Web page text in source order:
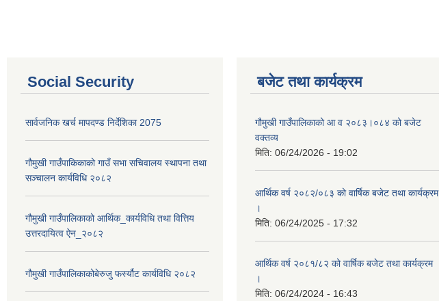
Social Security
सार्वजनिक खर्च मापदण्ड निर्देशिका 2075
गौमुखी गाउँपाकिकाको गाउँ सभा सचिवालय स्थापना तथा
सञ्चालन कार्यविधि २०८२
गौमुखी गाउँपालिकाको आर्थिक_कार्यविधि तथा वित्तिय
उत्तरदायित्व ऐन_२०८२
गौमुखी गाउँपालिकाकोबेरुजु फर्स्यौट कार्यविधि २०८२
बजेट तथा कार्यक्रम
गौमुखी गाउँपालिकाको आ व २०८३।०८४ को बजेट
वक्तव्य
मिति: 06/24/2026 - 19:02
आर्थिक वर्ष २०८२/०८३ को वार्षिक बजेट तथा कार्यक्रम
।
मिति: 06/24/2025 - 17:32
आर्थिक वर्ष २०८१/८२ को वार्षिक बजेट तथा कार्यक्रम
।
मिति: 06/24/2024 - 16:43